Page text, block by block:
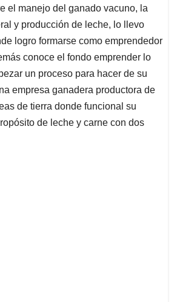
el manejo del ganado vacuno, la
y producción de leche, lo llevo
logro formarse como emprendedor
conoce el fondo emprender lo
un proceso para hacer de su
empresa ganadera productora de
de tierra donde funcional su
de leche y carne con dos